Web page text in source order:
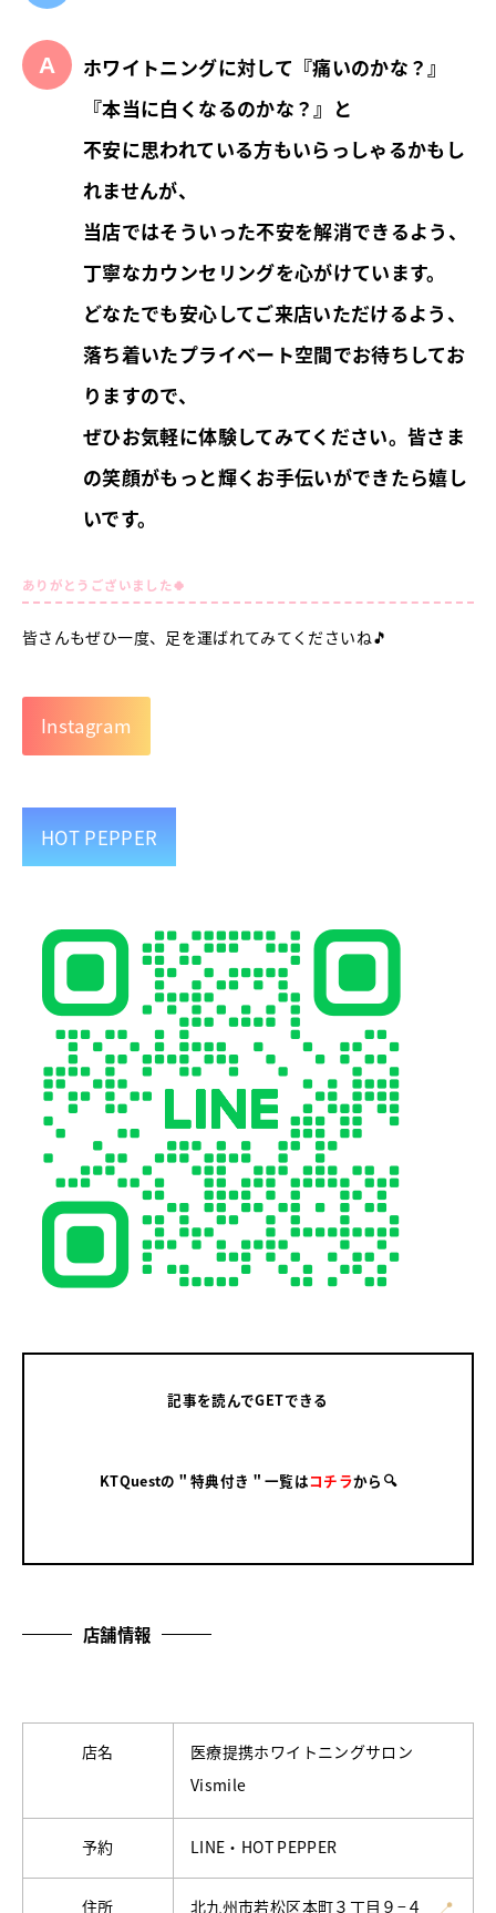
ホワイトニングに対して『痛いのかな？』
『本当に白くなるのかな？』と
不安に思われている方もいらっしゃるかもし
れませんが、
当店ではそういった不安を解消できるよう、
丁寧なカウンセリングを心がけています。
どなたでも安心してご来店いただけるよう、
落ち着いたプライベート空間でお待ちしてお
りますので、
ぜひお気軽に体験してみてください。皆さま
の笑顔がもっと輝くお手伝いができたら嬉し
いです。
ありがとうございました🍀
皆さんもぜひ一度、足を運ばれてみてくださいね🎵
Instagram
HOT PEPPER
記事を読んでGETできる
KTQuestの＂特典付き＂一覧はコチラから🔍
店舗情報
店名
医療提携ホワイトニングサロン
Vismile
予約 LINE・HOT PEPPER
住所 北九州市若松区本町３丁目９−４
📍